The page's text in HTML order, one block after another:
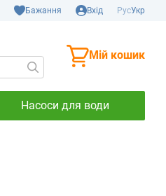
Бажання Вхід РусУкр
Мій кошик
Насоси для води